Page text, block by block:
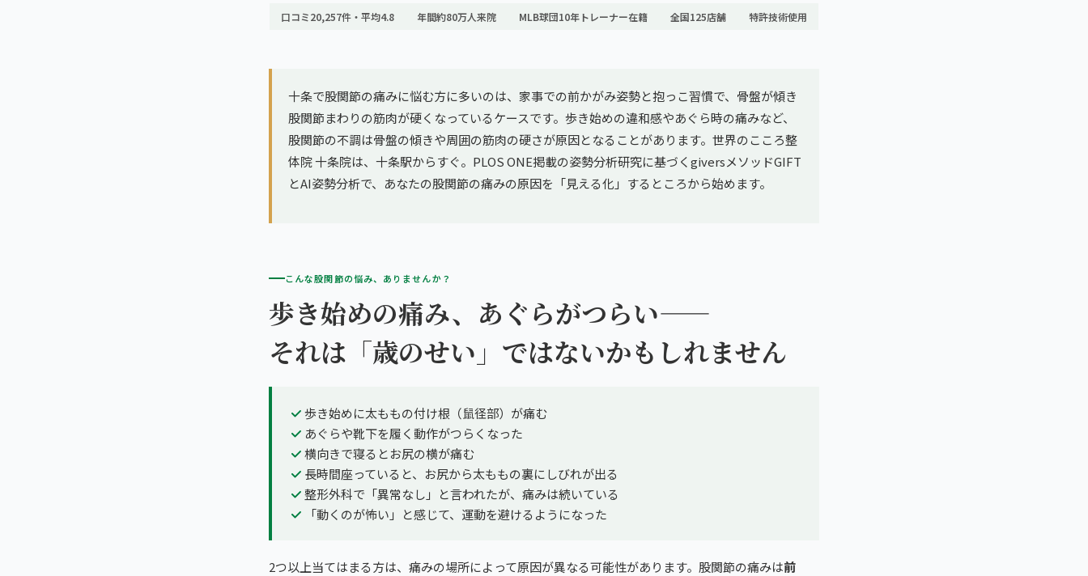
口コミ20,257件・平均4.8 年間約80万人来院 MLB球団10年トレーナー在籍 全国125店舗 特許技術使用
十条で股関節の痛みに悩む方に多いのは、家事での前かがみ姿勢と抱っこ習慣で、骨盤が傾き
股関節まわりの筋肉が硬くなっているケースです。歩き始めの違和感やあぐら時の痛みなど、
股関節の不調は骨盤の傾きや周囲の筋肉の硬さが原因となることがあります。世界のこころ整
体院 十条院は、十条駅からすぐ。PLOS ONE掲載の姿勢分析研究に基づくgiversメソッドGIFT
とAI姿勢分析で、あなたの股関節の痛みの原因を「見える化」するところから始めます。
こんな股関節の悩み、ありませんか？
歩き始めの痛み、あぐらがつらい——
それは「歳のせい」ではないかもしれません
歩き始めに太ももの付け根（鼠径部）が痛む
あぐらや靴下を履く動作がつらくなった
横向きで寝るとお尻の横が痛む
長時間座っていると、お尻から太ももの裏にしびれが出る
整形外科で「異常なし」と言われたが、痛みは続いている
「動くのが怖い」と感じて、運動を避けるようになった
2つ以上当てはまる方は、痛みの場所によって原因が異なる可能性があります。股関節の痛みは前